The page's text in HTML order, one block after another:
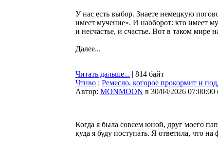
У нас есть выбор. Знаете немецкую
имеет мучение». И наоборот: кто имеет
и несчастье, и счастье. Вот в таком мире
Далее...
Читать дальше... | 814 байт
Чтиво : Ремесло, которое прокормит и
Автор: MONMOON в 30/04/2026 07:00:00
Когда я была совсем юной, друг моего
куда я буду поступать. Я ответила, что на